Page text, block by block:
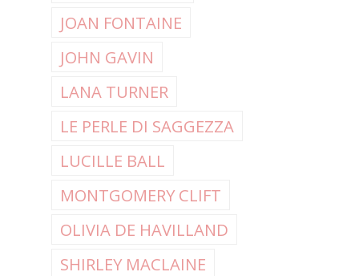
JOAN FONTAINE
JOHN GAVIN
LANA TURNER
LE PERLE DI SAGGEZZA
LUCILLE BALL
MONTGOMERY CLIFT
OLIVIA DE HAVILLAND
SHIRLEY MACLAINE